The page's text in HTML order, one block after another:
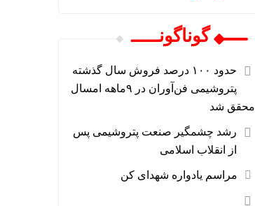
گوناگونـــــ
حدود ۱۰۰ درصد فروش سال گذشته
پتروشیمی فن‌آوران در ۹ماهه امسال
محقق شد
رشد چشمگیر صنعت پتروشیمی پس
از انقلاب اسلامی
مراسم یادواره شهدای کن